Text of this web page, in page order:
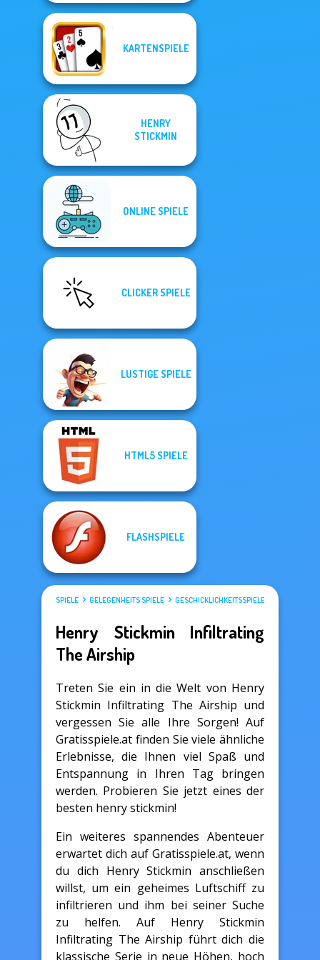
KARTENSPIELE
HENRY
STICKMIN
ONLINE SPIELE
CLICKER SPIELE
LUSTIGE SPIELE
HTML5 SPIELE
FLASHSPIELE
SPIELE GELEGENHEITS SPIELE GESCHICKLICHKEITSSPIELE STICKMAN
Henry Stickmin Infiltrating
The Airship
Treten Sie ein in die Welt von Henry
Stickmin Infiltrating The Airship und
vergessen Sie alle Ihre Sorgen! Auf
Gratisspiele.at finden Sie viele ähnliche
Erlebnisse, die Ihnen viel Spaß und
Entspannung in Ihren Tag bringen
werden. Probieren Sie jetzt eines der
besten henry stickmin!
Ein weiteres spannendes Abenteuer
erwartet dich auf Gratisspiele.at, wenn
du dich Henry Stickmin anschließen
willst, um ein geheimes Luftschiff zu
infiltrieren und ihm bei seiner Suche
zu helfen. Auf Henry Stickmin
Infiltrating The Airship führt dich die
klassische Serie in neue Höhen, hoch